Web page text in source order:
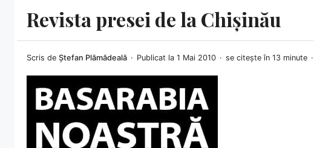
Revista presei de la Chișinău
Scris de Ștefan Plămădeală Publicat la 1 Mai 2010 se citește în 13 minute